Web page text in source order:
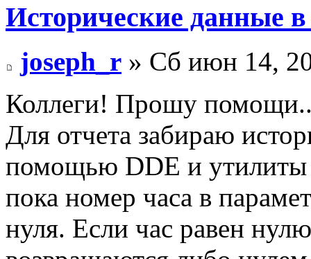
Исторические данные в
joseph_r » Сб июн 14,
Коллеги! Прошу
Для отчета забираю
помощью DDE и утилиты
пока номер часа в
нуля. Если час равен